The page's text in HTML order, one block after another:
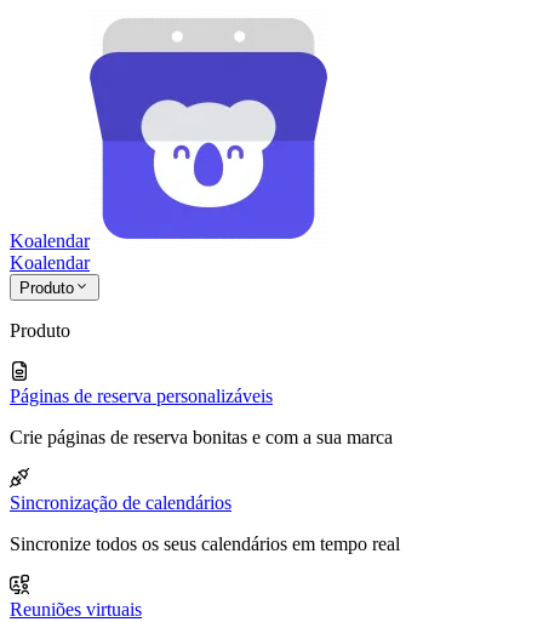
Koalendar
Koalendar
Produto
Produto
Páginas de reserva personalizáveis
Crie páginas de reserva bonitas e com a sua marca
Sincronização de calendários
Sincronize todos os seus calendários em tempo real
Reuniões virtuais